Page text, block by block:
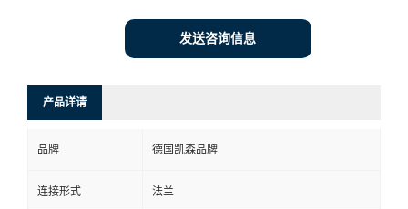
发送咨询信息
产品详请
品牌 德国凯森品牌
连接形式 法兰